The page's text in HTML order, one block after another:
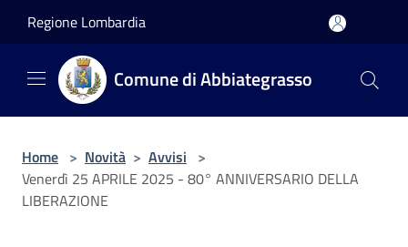
Regione Lombardia
Comune di Abbiategrasso
Home > Novità > Avvisi >
Venerdì 25 APRILE 2025 - 80° ANNIVERSARIO DELLA
LIBERAZIONE